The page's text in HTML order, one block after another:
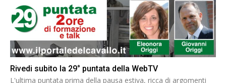
Rivedi subito la 29° puntata della WebTV
L'ultima puntata prima della pausa estiva, ricca di argomenti